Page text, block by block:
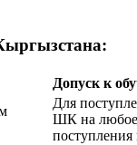
Допуск к
Для
ШК на
поступления